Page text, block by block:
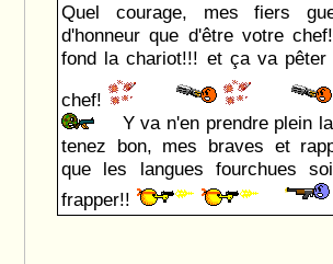
Quel courage, mes fiers
d'honneur que d'être votre
fond la chariot!!! et ça va
chef!
Y va n'en prendre plein
tenez bon, mes braves et
que les langues fourchues
frapper!!